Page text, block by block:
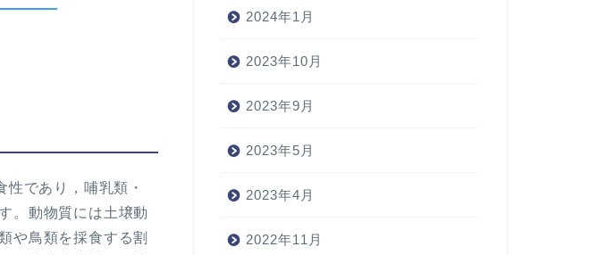
性であり，哺乳類・
。動物質には土壌動
や鳥類を採食する割
2024年1月
2023年10月
2023年9月
2023年5月
2023年4月
2022年11月